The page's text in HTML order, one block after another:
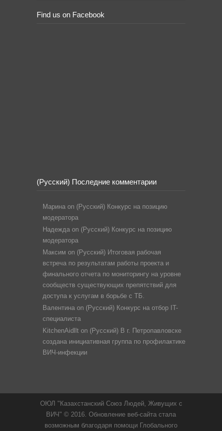
Find us on Facebook
(Русский) Последние комментарии
Марина on (Русский) Конкурс на позицию
модератора
Надежда on (Русский) Конкурс на позицию
модератора
Максим on (Русский) Итоговая рабочая
встреча по результатам работы проекта и
финального отчета по мониторингу на уровне
сообществ существующих препятствий для
доступа к услугам в борьбе с ТБ.
Валентина on (Русский) Конкурс на отбор IT-
специалиста
KitchenAidllt on (Русский) В г. Петропавловске
создана инициативная группа по профилактике
ВИЧ-инфекции
ОЮЛ "Казахстанский Союз Людей, Живущих с
ВИЧ" © 2016. Обновление веб-сайта стала
возможным благодаря помощи Глобального